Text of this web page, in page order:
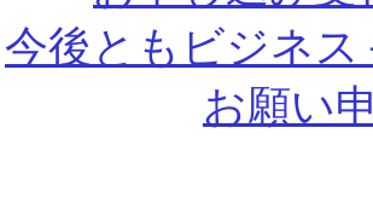
今後ともビジネ
お願い